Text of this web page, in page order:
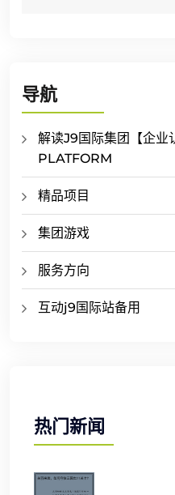
导航
解读J9国际集团【企业
PLATFORM
精品项目
集团游戏
服务方向
互动j9国际站备用
热门新闻